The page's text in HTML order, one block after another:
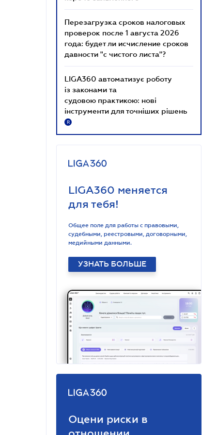
Перезагрузка сроков налоговых
проверок после 1 августа 2026
года: будет ли исчисление сроков
давности "с чистого листа"?
LIGA360 автоматизує роботу
із законами та
судовою практикою: нові
інструменти для точніших рішень
R
LIGA360 меняется
для тебя!
Общее поле для работы с правовыми,
судебными, реестровыми, договорными,
медийными данными.
УЗНАТЬ БОЛЬШЕ
Оцени риски в